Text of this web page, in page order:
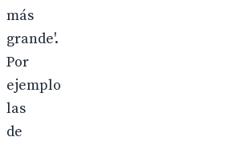
más
grande'.
Por
ejemplo
las
de